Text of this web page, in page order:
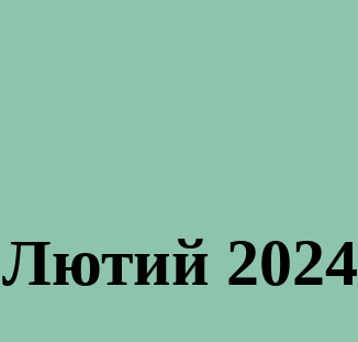
Лютий 2024